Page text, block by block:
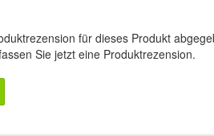
für dieses Produkt
Sie jetzt eine Produktrezension.